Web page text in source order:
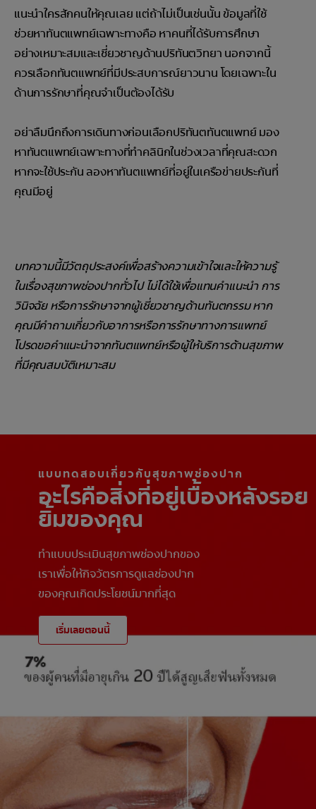
แนะนำใครสักคนให้คุณเลย แต่ถ้าไม่เป็นเช่นนั้น ข้อมูลที่ใช้
ช่วยหาทันตแพทย์เฉพาะทางคือ หาคนที่ได้รับการศึกษา
อย่างเหมาะสมและเชี่ยวชาญด้านปริทันตวิทยา นอกจากนี้
ควรเลือกทันตแพทย์ที่มีประสบการณ์ยาวนาน โดยเฉพาะใน
ด้านการรักษาที่คุณจำเป็นต้องได้รับ
อย่าลืมนึกถึงการเดินทางก่อนเลือกปริทันตทันตแพทย์ มอง
หาทันตแพทย์เฉพาะทางที่ทำคลินิกในช่วงเวลาที่คุณสะดวก
หากจะใช้ประกัน ลองหาทันตแพทย์ที่อยู่ในเครือข่ายประกันที่
คุณมีอยู่
บทความนี้มีวัตถุประสงค์เพื่อสร้างความเข้าใจและให้ความรู้
ในเรื่องสุขภาพช่องปากทั่วไป ไม่ได้ใช้เพื่อแทนคำแนะนำ การ
วินิจฉัย หรือการรักษาจากผู้เชี่ยวชาญด้านทันตกรรม หาก
คุณมีคำถามเกี่ยวกับอาการหรือการรักษาทางการแพทย์
โปรดขอคำแนะนำจากทันตแพทย์หรือผู้ให้บริการด้านสุขภาพ
ที่มีคุณสมบัติเหมาะสม
แบบทดสอบเกี่ยวกับสุขภาพช่องปาก
อะไรคือสิ่งที่อยู่เบื้องหลังรอย
ยิ้มของคุณ
ทำแบบประเมินสุขภาพช่องปากของ
เราเพื่อให้กิจวัตรการดูแลช่องปาก
ของคุณเกิดประโยชน์มากที่สุด
เริ่มเลยตอนนี้